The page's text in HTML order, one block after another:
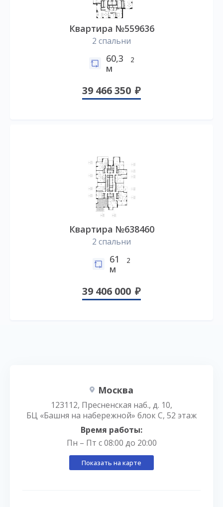
Квартира №559636
2 спальни
60,3
м
2
39 466 350
Квартира №638460
2 спальни
61
м
2
39 406 000
Москва
123112, Пресненская наб., д. 10,
БЦ «Башня на набережной» блок С, 52 этаж
Время работы:
Пн – Пт с 08:00 до 20:00
Показать на карте